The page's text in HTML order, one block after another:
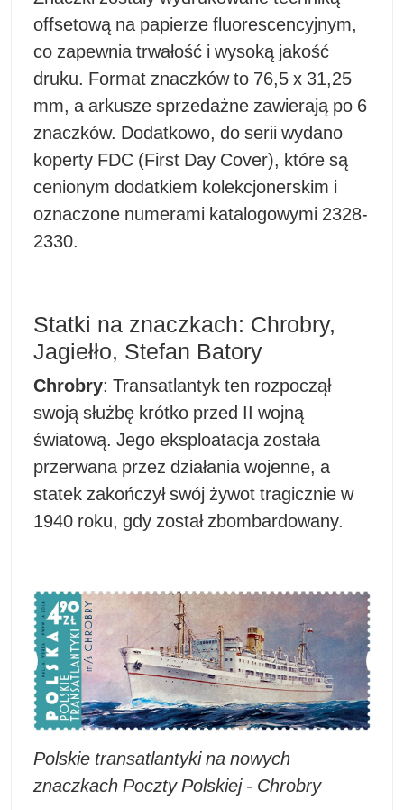
offsetową na papierze fluorescencyjnym,
co zapewnia trwałość i wysoką jakość
druku. Format znaczków to 76,5 x 31,25
mm, a arkusze sprzedażne zawierają po 6
znaczków. Dodatkowo, do serii wydano
koperty FDC (First Day Cover), które są
cenionym dodatkiem kolekcjonerskim i
oznaczone numerami katalogowymi 2328-
2330.
Statki na znaczkach: Chrobry,
Jagiełło, Stefan Batory
Chrobry: Transatlantyk ten rozpoczął
swoją służbę krótko przed II wojną
światową. Jego eksploatacja została
przerwana przez działania wojenne, a
statek zakończył swój żywot tragicznie w
1940 roku, gdy został zbombardowany.
Polskie transatlantyki na nowych
znaczkach Poczty Polskiej - Chrobry